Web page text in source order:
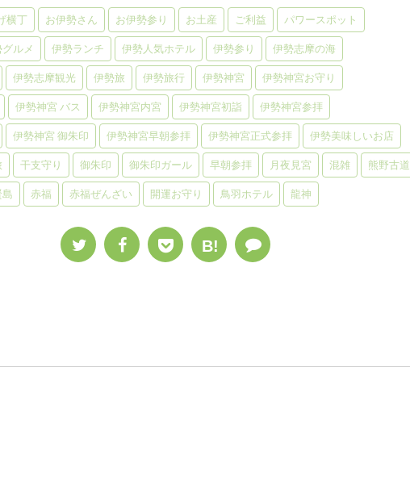
横丁 お伊勢さん お伊勢参り お土産 ご利益 パワースポット
ルメ 伊勢ランチ 伊勢人気ホテル 伊勢参り 伊勢志摩の海
伊勢志摩観光 伊勢旅 伊勢旅行 伊勢神宮 伊勢神宮お守り
伊勢神宮 バス 伊勢神宮内宮 伊勢神宮初詣 伊勢神宮参拝
伊勢神宮 御朱印 伊勢神宮早朝参拝 伊勢神宮正式参拝 伊勢美味しいお店
干支守り 御朱印 御朱印ガール 早朝参拝 月夜見宮 混雑 熊野古道
島 赤福 赤福ぜんざい 開運お守り 鳥羽ホテル 龍神
B!